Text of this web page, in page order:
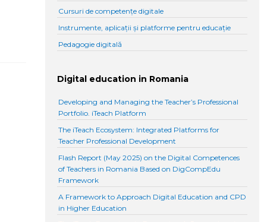
Cursuri de competențe digitale
Instrumente, aplicații și platforme pentru educație
Pedagogie digitală
Digital education in Romania
Developing and Managing the Teacher’s Professional
Portfolio. iTeach Platform
The iTeach Ecosystem: Integrated Platforms for
Teacher Professional Development
Flash Report (May 2025) on the Digital Competences
of Teachers in Romania Based on DigCompEdu
Framework
A Framework to Approach Digital Education and CPD
in Higher Education